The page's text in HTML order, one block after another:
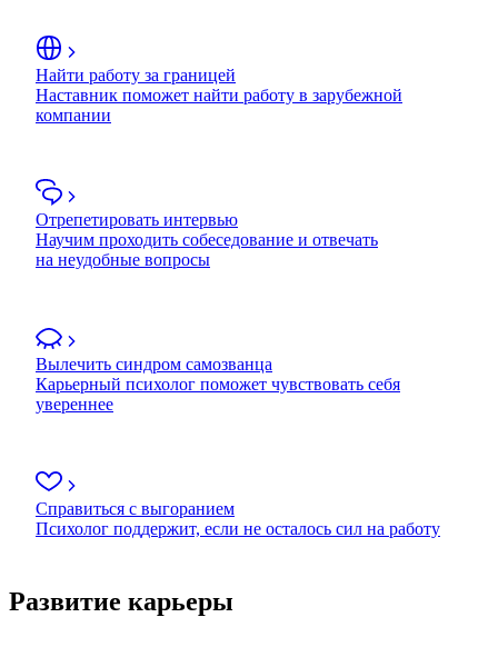
Найти работу за границей
Наставник поможет найти работу в зарубежной
компании
Отрепетировать интервью
Научим проходить собеседование и отвечать
на неудобные вопросы
Вылечить синдром самозванца
Карьерный психолог поможет чувствовать себя
увереннее
Справиться с выгоранием
Психолог поддержит, если не осталось сил на работу
Развитие карьеры